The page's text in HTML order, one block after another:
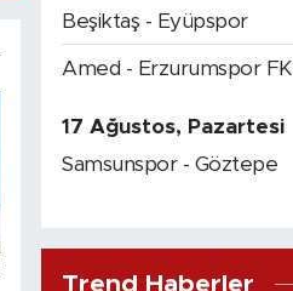
Beşiktaş - Eyüpspor
Amed - Erzurumspor FK
17 Ağustos, Pazartesi
Samsunspor - Göztepe
Trend Haberler